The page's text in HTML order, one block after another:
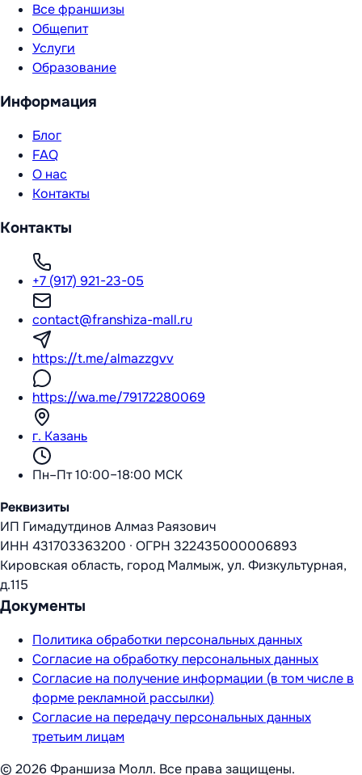
Все франшизы
Общепит
Услуги
Образование
Информация
Блог
FAQ
О нас
Контакты
Контакты
+7 (917) 921-23-05
contact@franshiza-mall.ru
https://t.me/almazzgvv
https://wa.me/79172280069
г. Казань
Пн–Пт 10:00–18:00 МСК
Реквизиты
ИП Гимадутдинов Алмаз Раязович
ИНН 431703363200 · ОГРН 322435000006893
Кировская область, город Малмыж, ул. Физкультурная,
д.115
Документы
Политика обработки персональных данных
Согласие на обработку персональных данных
Согласие на получение информации (в том числе в
форме рекламной рассылки)
Согласие на передачу персональных данных
третьим лицам
© 2026 Франшиза Молл. Все права защищены.